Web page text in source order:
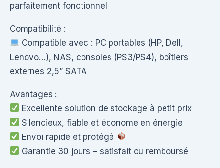
parfaitement fonctionnel
Compatibilité :
Compatible avec : PC portables (HP, Dell,
Lenovo…), NAS, consoles (PS3/PS4), boîtiers
externes 2,5” SATA
Avantages :
Excellente solution de stockage à petit prix
Silencieux, fiable et économe en énergie
Envoi rapide et protégé
Garantie 30 jours – satisfait ou remboursé